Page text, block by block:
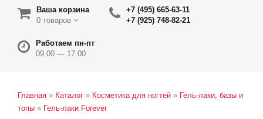
Ваша корзина
0 товаров
+7 (495) 665-63-11
+7 (925) 748-82-21
Работаем пн-пт
09.00 — 17.00
Главная » Каталог » Косметика для ногтей » Гель-лаки, базы и
топы » Гель-лаки Forever